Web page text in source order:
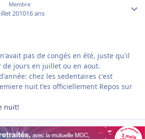
Membre
201016 ans
pas de congés en été, juste qu'il
de jours en juillet ou en aout.
chez les sedentaires c'est
nuit t'es officiellement Repos sur
nuit!